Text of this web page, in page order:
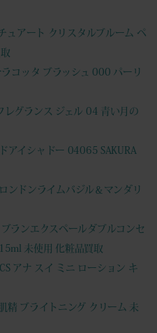
ュアート クリスタルブルーム ペ
ラコッタ ブラッシュ 000 パーリ
レグランス ジェル 04 青い月の
アイシャドー 04065 SAKURA
ンドンライムバジル＆マンダリ
ランエクスペールダブルコンセ
未使用 化粧品買取
アナ スイ ミニ ローション キ
精 ブライトニング クリーム 未